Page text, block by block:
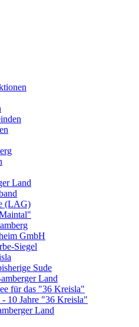
Land
(LAG)
GmbH
Siegel
Sude
Land
für das "36 Kreisla"
- 10 Jahre "36 Kreisla"
Land